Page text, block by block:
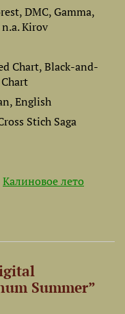
DMC, Gamma,
Kirov
Chart, Black-and-
English
Stich Saga
Калиновое лето
Summer”